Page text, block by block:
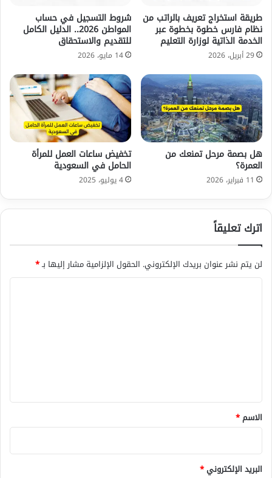
طريقة استخراج تعريف بالراتب من
نظام فارس خطوة بخطوة عبر
الخدمة الذاتية لوزارة التعليم
29 أبريل، 2026
شروط التسجيل في حساب
المواطن 2026.. الدليل الكامل
للتقديم والاستحقاق
14 مايو، 2026
هل بصمة مرحل تمنعك من
العمرة؟
11 فبراير، 2026
تخفيض ساعات العمل للمرأة
الحامل في السعودية
4 يوليو، 2025
اترك تعليقاً
لن يتم نشر عنوان بريدك الإلكتروني. الحقول الإلزامية مشار إليها بـ*
*
الاسم*
البريد الإلكتروني*